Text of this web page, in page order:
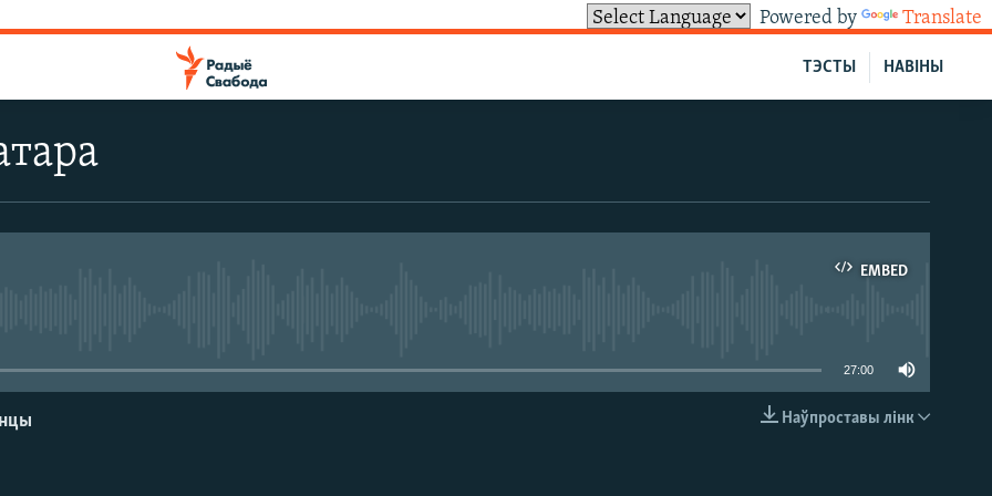
Powered by Translate
НАВІНЫ
ТЭСТЫ
EMBED
27:00
Наўпроставы лінк